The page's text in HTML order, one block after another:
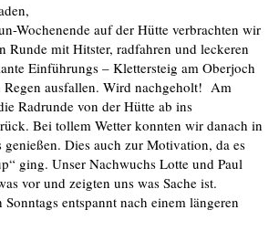
Wochenende auf der Hütte verbrachten wir
Runde mit Hitster, radfahren und leckeren
Einführungs – Klettersteig am Oberjoch
Regen ausfallen. Wird nachgeholt! Am
Radrunde von der Hütte ab ins
Bei tollem Wetter konnten wir danach in
genießen. Dies auch zur Motivation, da es
ging. Unser Nachwuchs Lotte und Paul
vor und zeigten uns was Sache ist.
entspannt nach einem längeren